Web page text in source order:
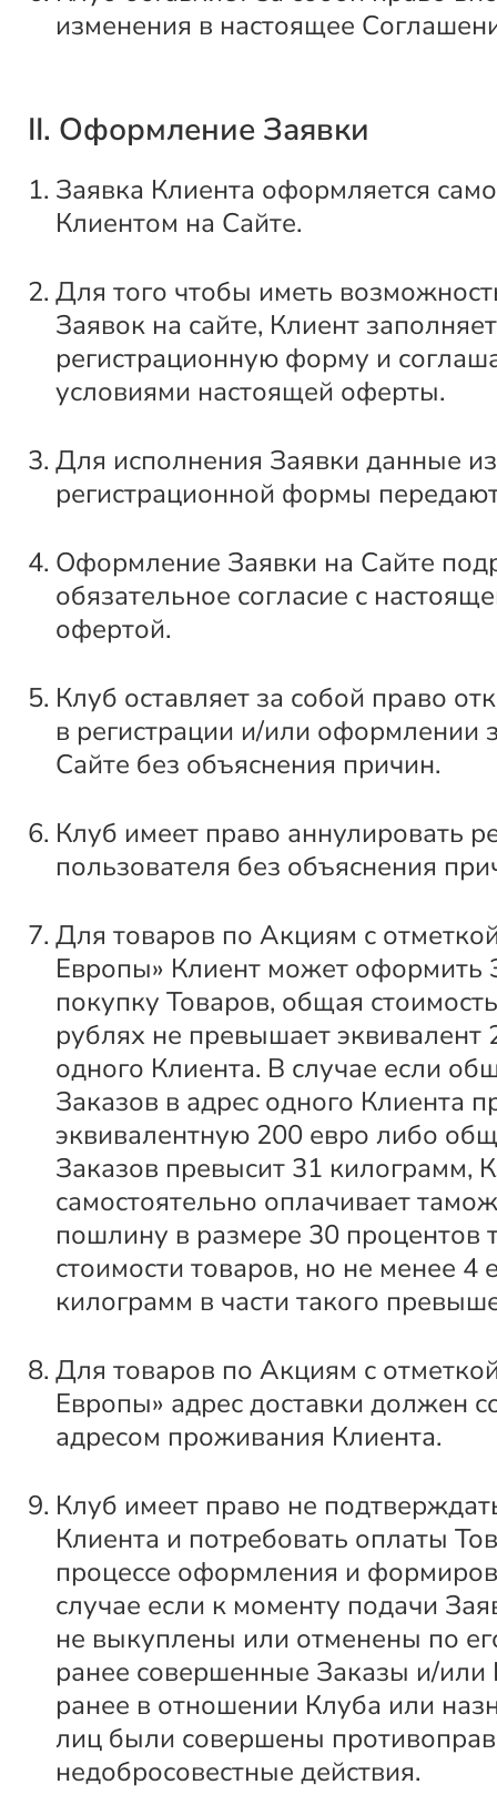
изменения в настоящее
II. Оформление Заявки
Заявка Клиента оформляется
Клиентом на Сайте.
Для того чтобы иметь
Заявок на сайте, Клиент заполняет
регистрационную форму и
условиями настоящей оферты.
Для исполнения Заявки данные из
регистрационной формы
Оформление Заявки на Сайте
обязательное согласие с
офертой.
Клуб оставляет за собой право
в регистрации и/или оформлении
Сайте без объяснения причин.
Клуб имеет право аннулировать
пользователя без объяснения
Для товаров по Акциям с
Европы» Клиент может оформить
покупку Товаров, общая
рублях не превышает эквивалент
одного Клиента. В случае если
Заказов в адрес одного Клиента
эквивалентную 200 евро либо
Заказов превысит 31 килограмм,
самостоятельно оплачивает
пошлину в размере 30 процентов
стоимости товаров, но не менее 4
килограмм в части такого
Для товаров по Акциям с
Европы» адрес доставки должен
адресом проживания Клиента.
Клуб имеет право не
Клиента и потребовать оплаты
процессе оформления и
случае если к моменту подачи
не выкуплены или отменены по
ранее совершенные Заказы и/или
ранее в отношении Клуба или
лиц были совершены
недобросовестные действия.